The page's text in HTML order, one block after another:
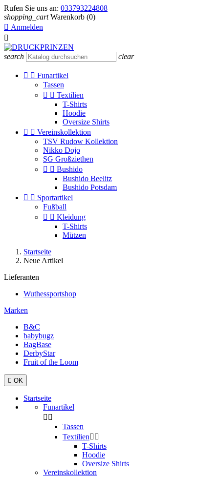
Rufen Sie uns an: 033793224808
shopping_cart Warenkorb (0)
 Anmelden

search clear
  Funartikel
Tassen
  Textilien
T-Shirts
Hoodie
Oversize Shirts
  Vereinskollektion
TSV Rudow Kollektion
Nikko Dojo
SG Großziethen
  Bushido
Bushido Beelitz
Bushido Potsdam
  Sportartikel
Fußball
  Kleidung
T-Shirts
Mützen
Startseite
Neue Artikel
Lieferanten
Wuthessportshop
Marken
B&C
babybugz
BagBase
DerbyStar
Fruit of the Loom
 OK
Startseite
Funartikel
 
Tassen
Textilien 
T-Shirts
Hoodie
Oversize Shirts
Vereinskollektion